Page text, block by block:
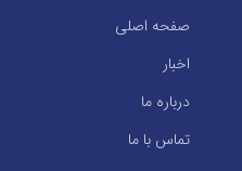
صفحه اصلی
اخبار
درباره ما
تماس با ما